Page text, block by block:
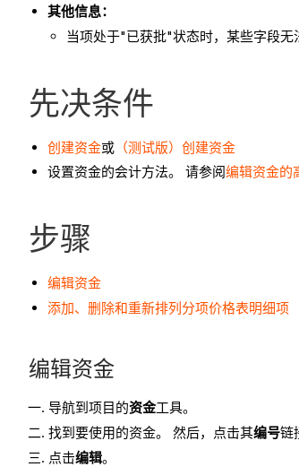
其他信息：
当项处于"已获批"状态时，某些字段无
先决条件
创建资金或 （测试版）创建资金
设置资金的会计方法。 请参阅编辑资金的
步骤
编辑资金
添加、删除和重新排列分项价格表明细项
编辑资金
导航到项目的资金工具。
找到要使用的资金。 然后，点击其编号链
点击编辑。